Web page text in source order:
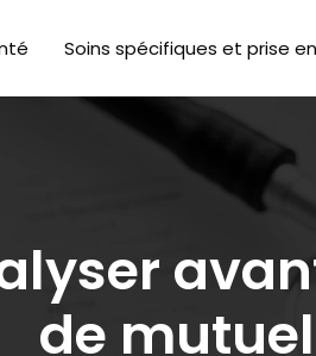
Soins spécifiques et prise
de